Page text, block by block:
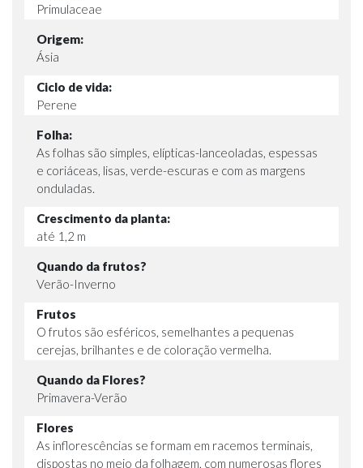
Primulaceae
Origem:
Ásia
Ciclo de vida:
Perene
Folha:
As folhas são simples, elípticas-lanceoladas, espessas
e coriáceas, lisas, verde-escuras e com as margens
onduladas.
Crescimento da planta:
até 1,2 m
Quando da frutos?
Verão-Inverno
Frutos
O frutos são esféricos, semelhantes a pequenas
cerejas, brilhantes e de coloração vermelha.
Quando da Flores?
Primavera-Verão
Flores
As inflorescências se formam em racemos terminais,
dispostas no meio da folhagem, com numerosas flores